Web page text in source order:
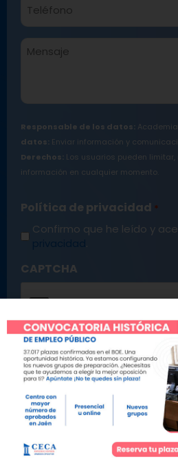
Mensaje
Responsable de los datos: Academia
datos: Enviar información y
Derechos: Los usuarios pueden
información en cualquier momento.
Política de privacidad *
Confirmo que he leído y
.
CAPTCHA